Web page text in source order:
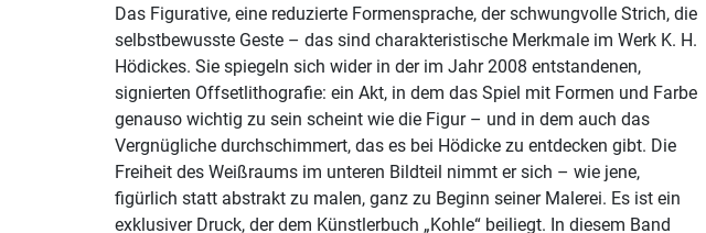
Das Figurative, eine reduzierte Formensprache, der schwungvolle Strich, die
selbstbewusste Geste – das sind charakteristische Merkmale im Werk K. H.
Hödickes. Sie spiegeln sich wider in der im Jahr 2008 entstandenen,
signierten Offsetlithografie: ein Akt, in dem das Spiel mit Formen und Farbe
genauso wichtig zu sein scheint wie die Figur – und in dem auch das
Vergnügliche durchschimmert, das es bei Hödicke zu entdecken gibt. Die
Freiheit des Weißraums im unteren Bildteil nimmt er sich – wie jene,
figürlich statt abstrakt zu malen, ganz zu Beginn seiner Malerei. Es ist ein
exklusiver Druck, der dem Künstlerbuch „Kohle“ beiliegt. In diesem Band